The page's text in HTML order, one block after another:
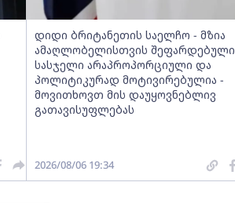
დიდი ბრიტანეთის საელჩო - მზია
ამაღლობელისთვის შეფარდებული
სასჯელი არაპროპორციული და
პოლიტიკურად მოტივირებულია -
მოვითხოვთ მის დაუყოვნებლივ
გათავისუფლებას
2026/08/06 19:34